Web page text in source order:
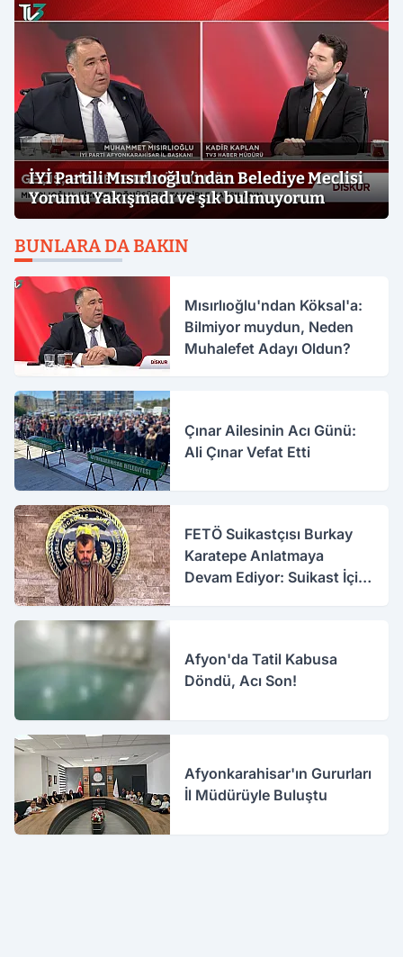
İYİ Partili Mısırlıoğlu’ndan Belediye Meclisi
Yorumu Yakışmadı ve şık bulmuyorum
BUNLARA DA BAKIN
Mısırlıoğlu'ndan Köksal'a:
Bilmiyor muydun, Neden
Muhalefet Adayı Oldun?
Çınar Ailesinin Acı Günü:
Ali Çınar Vefat Etti
FETÖ Suikastçısı Burkay
Karatepe Anlatmaya
Devam Ediyor: Suikast İçin
Afyon'da Tatil Kabusa
Döndü, Acı Son!
Afyonkarahisar'ın Gururları
İl Müdürüyle Buluştu